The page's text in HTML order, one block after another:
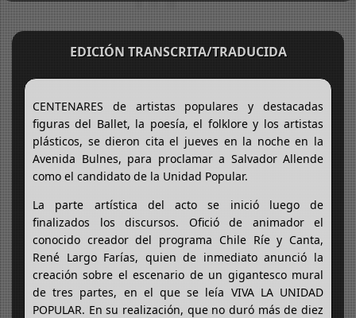
EDICIÓN TRANSCRITA/TRADUCIDA
CENTENARES de artistas populares y destacadas
figuras del Ballet, la poesía, el folklore y los artistas
plásticos, se dieron cita el jueves en la noche en la
Avenida Bulnes, para proclamar a Salvador Allende
como el candidato de la Unidad Popular.
La parte artística del acto se inició luego de
finalizados los discursos. Ofició de animador el
conocido creador del programa Chile Ríe y Canta,
René Largo Farías, quien de inmediato anunció la
creación sobre el escenario de un gigantesco mural
de tres partes, en el que se leía VIVA LA UNIDAD
POPULAR. En su realización, que no duró más de diez